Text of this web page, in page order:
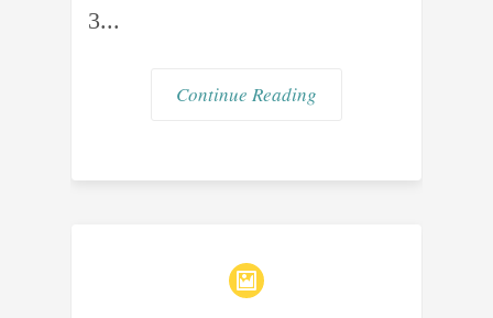
3...
Continue Reading